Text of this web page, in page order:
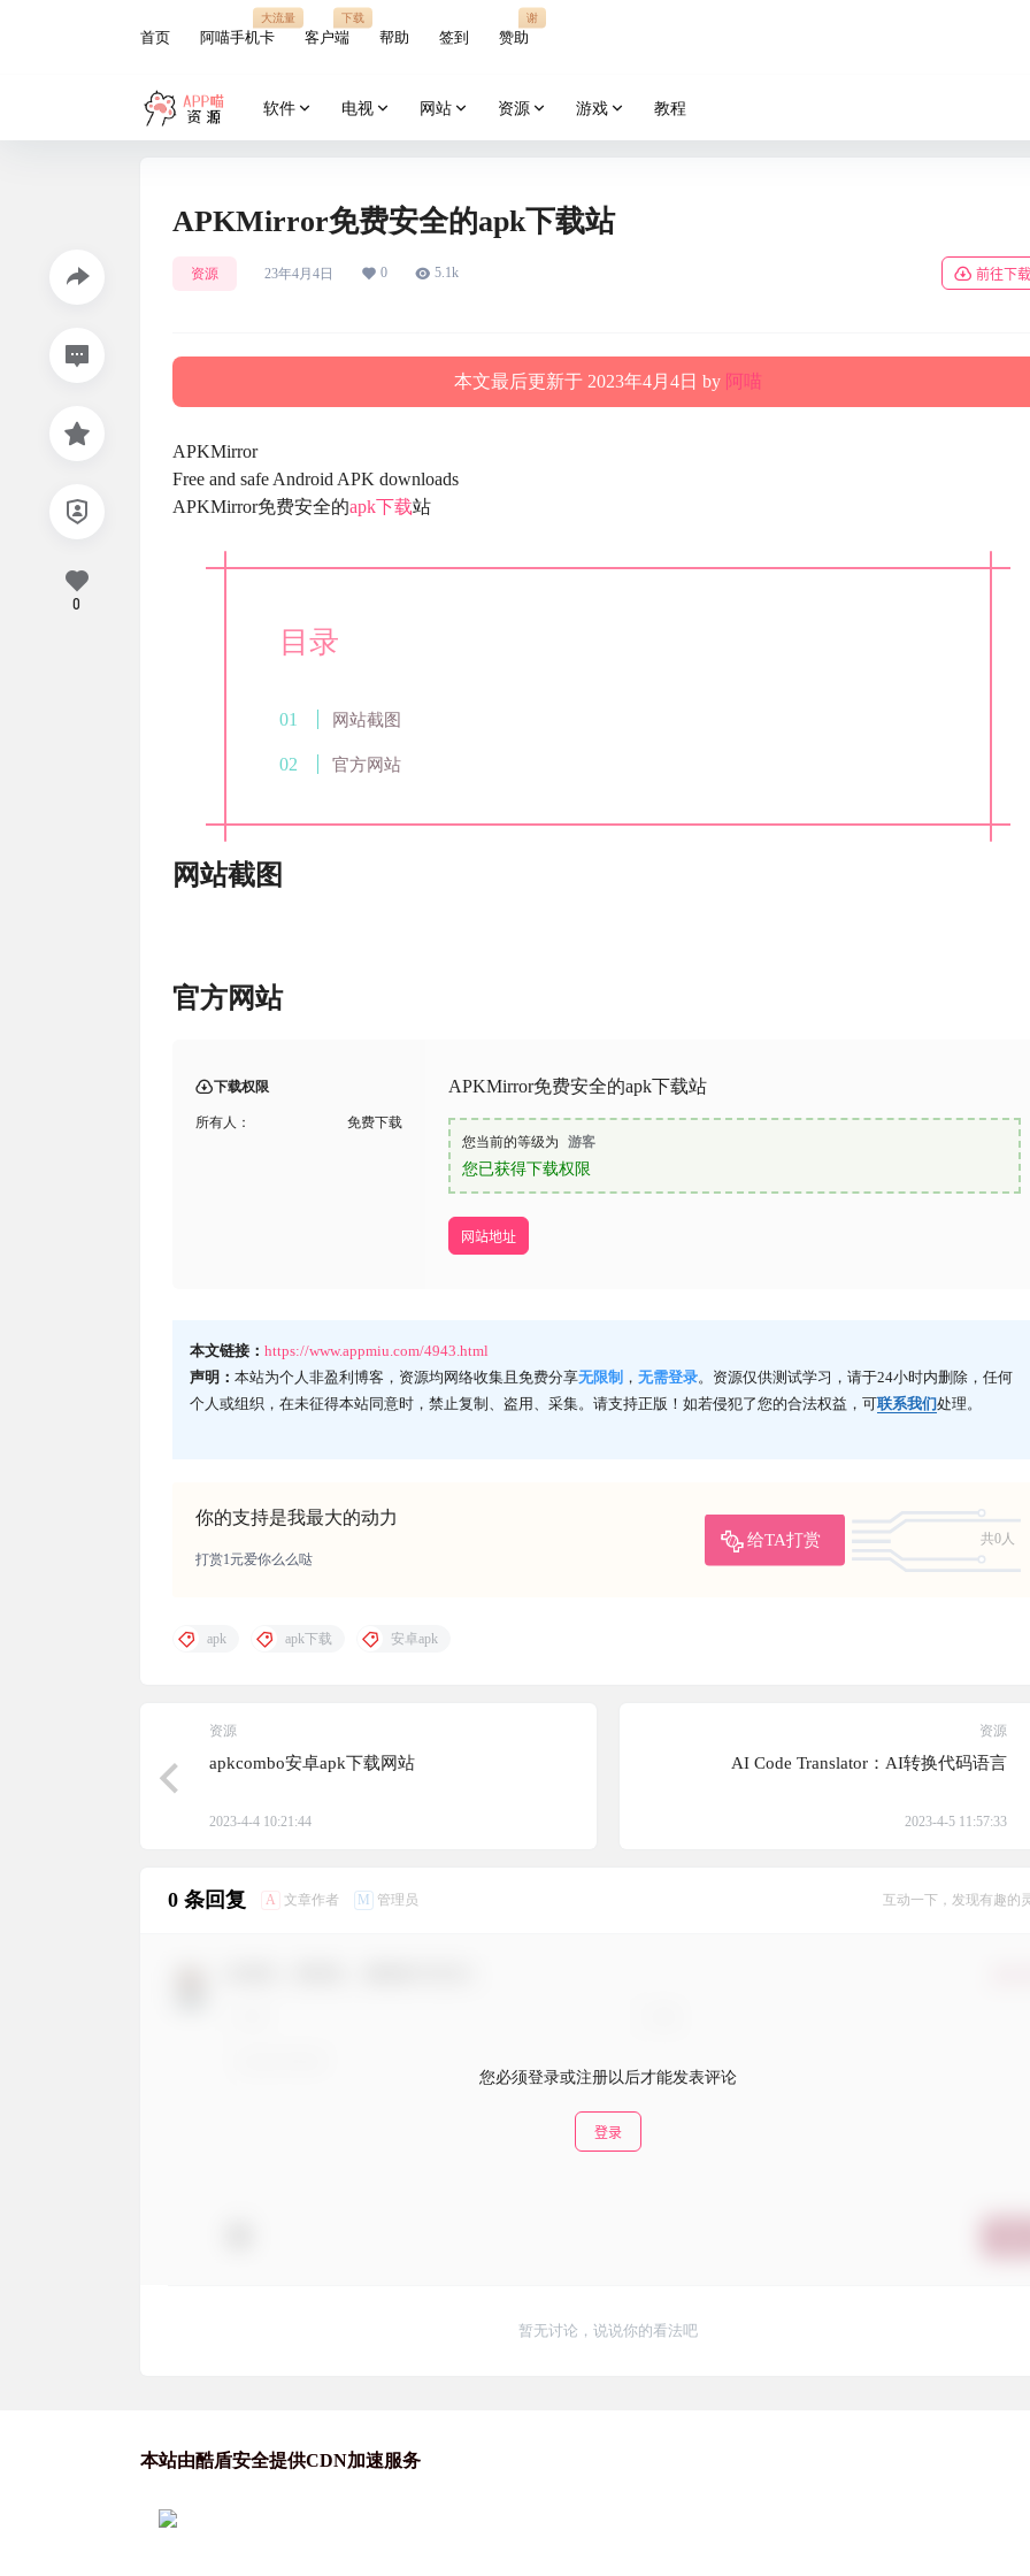
首页 阿喵手机卡
大流量
客户端
下载
帮助 签到 赞助
谢
软件 电视 网站 资源 游戏 教程
APKMirror免费安全的apk下载站
资源 23年4月4日 0 5.1k 前往下载
本文最后更新于 2023年4月4日 by 阿喵
APKMirror
Free and safe Android APK downloads
APKMirror免费安全的apk下载站
目录
网站截图
官方网站
网站截图
官方网站
下载权限
所有人： 免费下载
APKMirror免费安全的apk下载站
您当前的等级为 游客
您已获得下载权限
网站地址
本文链接： https://www.appmiu.com/4943.html
声明： 本站为个人非盈利博客，资源均网络收集且免费分享无限制 ， 无需登录。资源仅供测试学习，请于24小时内删除，任何
个人或组织，在未征得本站同意时，禁止复制、盗用、采集。请支持正版！如若侵犯了您的合法权益，可联系我们处理。
你的支持是我最大的动力
给TA打赏
共0人
打赏1元爱你么么哒
0
apk apk下载 安卓apk
资源
apkcombo安卓apk下载网站
2023-4-4 10:21:44
资源
AI Code Translator：AI转换代码语言
2023-4-5 11:57:33
0 条回复 A 文章作者 M 管理员 互动一下，发现有趣的
您必须登录或注册以后才能发表评论
登录
暂无讨论，说说你的看法吧
本站由酷盾安全提供CDN加速服务